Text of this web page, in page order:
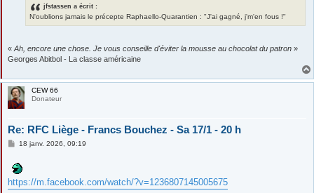
jfstassen a écrit :
N'oublions jamais le précepte Raphaello-Quarantien : "J'ai gagné, j'm'en fous !"
« Ah, encore une chose. Je vous conseille d'éviter la mousse au chocolat du patron »
Georges Abitbol - La classe américaine
CEW 66
Donateur
Re: RFC Liège - Francs Bouchez - Sa 17/1 - 20 h
M
s
a
g
18 janv. 2026, 09:19
https://m.facebook.com/watch/?v=1236807145005675